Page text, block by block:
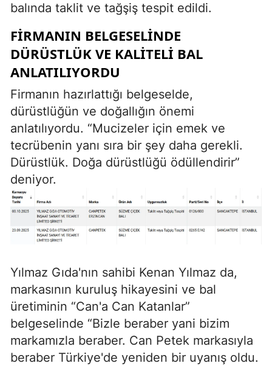
balında taklit ve tağşiş tespit edildi.
FIRMANIN BELGESELINDE
DÜRÜSTLÜK VE KALITELI BAL
ANLATILIYORDU
Firmanın hazırlattığı belgeselde,
dürüstlüğün ve doğallığın önemi
anlatılıyordu. “Mucizeler için emek ve
tecrübenin yanı sıra bir şey daha gerekli.
Dürüstlük. Doğa dürüstlüğü ödüllendirir”
deniyor.
Yılmaz Gıda'nın sahibi Kenan Yılmaz da,
markasının kuruluş hikayesini ve bal
üretiminin “Can'a Can Katanlar”
belgeselinde “Bizle beraber yani bizim
markamızla beraber. Can Petek markasıyla
beraber Türkiye'de yeniden bir uyanış oldu.